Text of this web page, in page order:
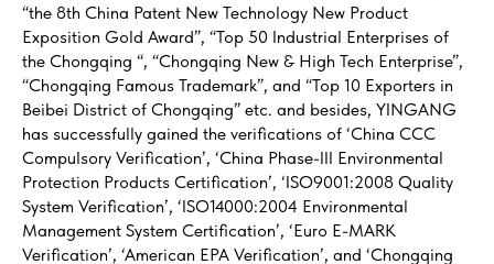
“the 8th China Patent New Technology New Product
Exposition Gold Award”, “Top 50 Industrial Enterprises of
the Chongqing “, “Chongqing New & High Tech Enterprise”,
“Chongqing Famous Trademark”, and “Top 10 Exporters in
Beibei District of Chongqing” etc. and besides, YINGANG
has successfully gained the verifications of ‘China CCC
Compulsory Verification’, ‘China Phase-III Environmental
Protection Products Certification’, ‘ISO9001:2008 Quality
System Verification’, ‘ISO14000:2004 Environmental
Management System Certification’, ‘Euro E-MARK
Verification’, ‘American EPA Verification’, and ‘Chongqing